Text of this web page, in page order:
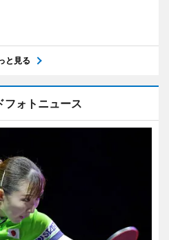
と見る
フォトニュース